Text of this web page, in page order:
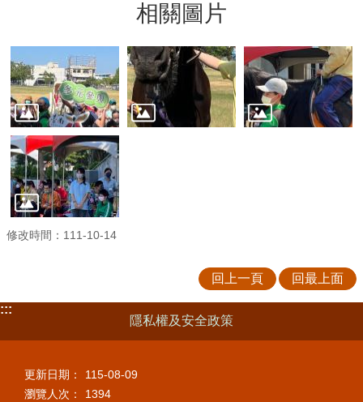
相關圖片
修改時間：111-10-14
回上一頁 回最上面
:::
隱私權及安全政策
更新日期：
115-08-09
瀏覽人次：
1394